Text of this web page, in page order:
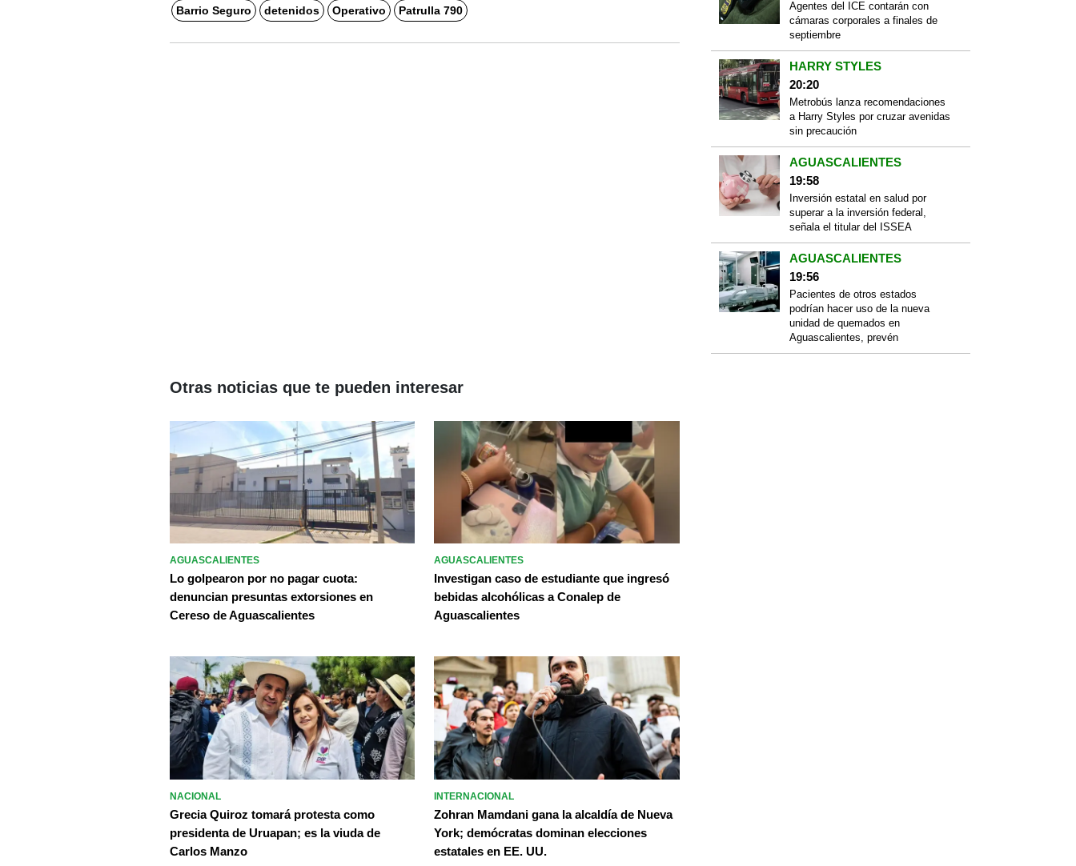
Barrio Seguro detenidos Operativo Patrulla 790
Agentes del ICE contarán con
cámaras corporales a finales de
septiembre
HARRY STYLES
20:20
Metrobús lanza recomendaciones
a Harry Styles por cruzar avenidas
sin precaución
AGUASCALIENTES
19:58
Inversión estatal en salud por
superar a la inversión federal,
señala el titular del ISSEA
AGUASCALIENTES
19:56
Pacientes de otros estados
podrían hacer uso de la nueva
unidad de quemados en
Aguascalientes, prevén
Otras noticias que te pueden interesar
AGUASCALIENTES
Lo golpearon por no pagar cuota:
denuncian presuntas extorsiones en
Cereso de Aguascalientes
AGUASCALIENTES
Investigan caso de estudiante que ingresó
bebidas alcohólicas a Conalep de
Aguascalientes
NACIONAL
Grecia Quiroz tomará protesta como
presidenta de Uruapan; es la viuda de
Carlos Manzo
INTERNACIONAL
Zohran Mamdani gana la alcaldía de Nueva
York; demócratas dominan elecciones
estatales en EE. UU.